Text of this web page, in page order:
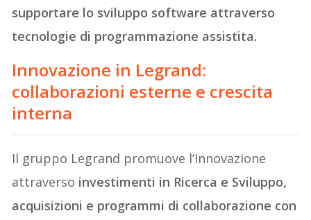
supportare lo sviluppo software​ attraverso
tecnologie di programmazione assistita.
Innovazione in Legrand:
collaborazioni esterne e crescita
interna
Il gruppo Legrand promuove l’Innovazione
attraverso investimenti in Ricerca e Sviluppo,
acquisizioni e programmi di collaborazione con